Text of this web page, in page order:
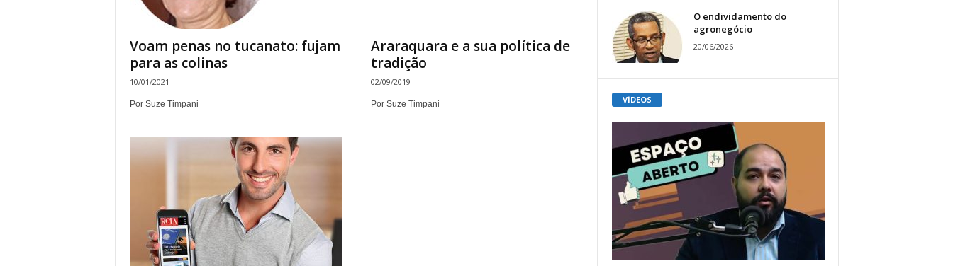
Voam penas no tucanato: fujam
para as colinas
10/01/2021
Por Suze Timpani
Araraquara e a sua política de
tradição
02/09/2019
Por Suze Timpani
O endividamento do
agronegócio
20/06/2026
VÍDEOS